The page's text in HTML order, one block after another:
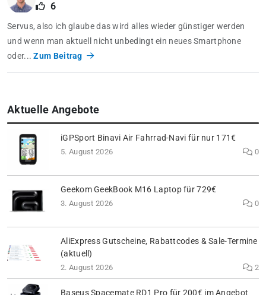
6
Servus, also ich glaube das wird alles wieder günstiger werden
und wenn man aktuell nicht unbedingt ein neues Smartphone
oder...Zum Beitrag
Aktuelle Angebote
iGPSport Binavi Air Fahrrad-Navi für nur 171€
5. August 2026 0
Geekom GeekBook M16 Laptop für 729€
3. August 2026 0
AliExpress Gutscheine, Rabattcodes & Sale-Termine
(aktuell)
2. August 2026 2
Baseus Spacemate RD1 Pro für 200€ im Angebot